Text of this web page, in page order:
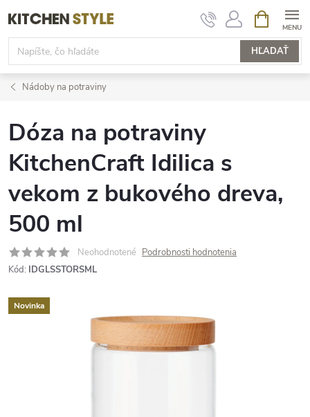
na
obsah
HĽADAŤ
KOŠÍK
Nádoby na potraviny
Dóza na potraviny
KitchenCraft Idilica s
vekom z bukového dreva,
500 ml
Neohodnotené Podrobnosti hodnotenia
Kód: IDGLSSTORSML
Novinka